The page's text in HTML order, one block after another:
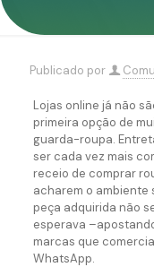
Publicado por
Lojas online já não
primeira opção de
guarda-roupa.
ser cada vez mais
receio de comprar
acharem o ambiente
peça adquirida não
esperava
marcas que
WhatsApp.